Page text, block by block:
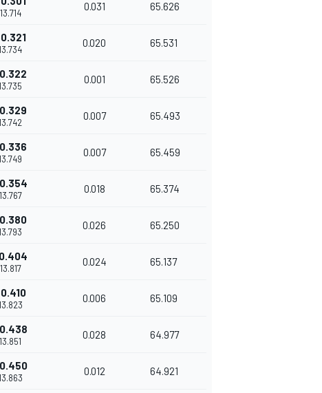
13.714
0.031 65.626
0.020 65.531
0.001 65.526
0.007 65.493
0.007 65.459
13.767
0.018 65.374
0.026 65.250
13.817
0.024 65.137
0.006 65.109
13.851
0.028 64.977
0.012 64.921